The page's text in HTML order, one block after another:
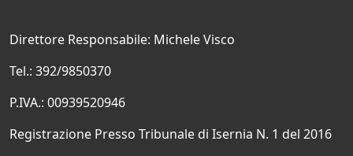
Direttore Responsabile: Michele Visco
Tel.: 392/9850370
P.IVA.: 00939520946
Registrazione Presso Tribunale di Isernia N. 1 del 2016